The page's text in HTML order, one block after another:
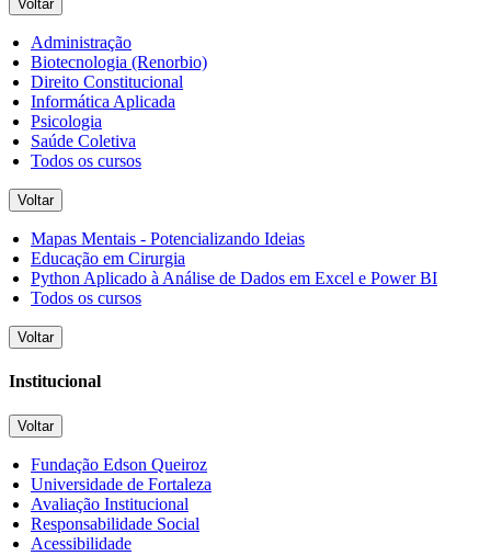
Voltar
Administração
Biotecnologia (Renorbio)
Direito Constitucional
Informática Aplicada
Psicologia
Saúde Coletiva
Todos os cursos
Voltar
Mapas Mentais - Potencializando Ideias
Educação em Cirurgia
Python Aplicado à Análise de Dados em Excel e Power BI
Todos os cursos
Voltar
Institucional
Voltar
Fundação Edson Queiroz
Universidade de Fortaleza
Avaliação Institucional
Responsabilidade Social
Acessibilidade